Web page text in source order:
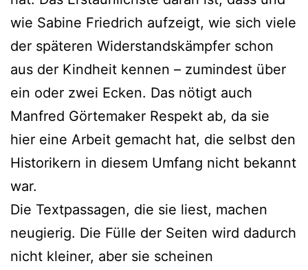
wie Sabine Friedrich aufzeigt, wie sich viele
der späteren Widerstandskämpfer schon
aus der Kindheit kennen – zumindest über
ein oder zwei Ecken. Das nötigt auch
Manfred Görtemaker Respekt ab, da sie
hier eine Arbeit gemacht hat, die selbst den
Historikern in diesem Umfang nicht bekannt
war.
Die Textpassagen, die sie liest, machen
neugierig. Die Fülle der Seiten wird dadurch
nicht kleiner, aber sie scheinen